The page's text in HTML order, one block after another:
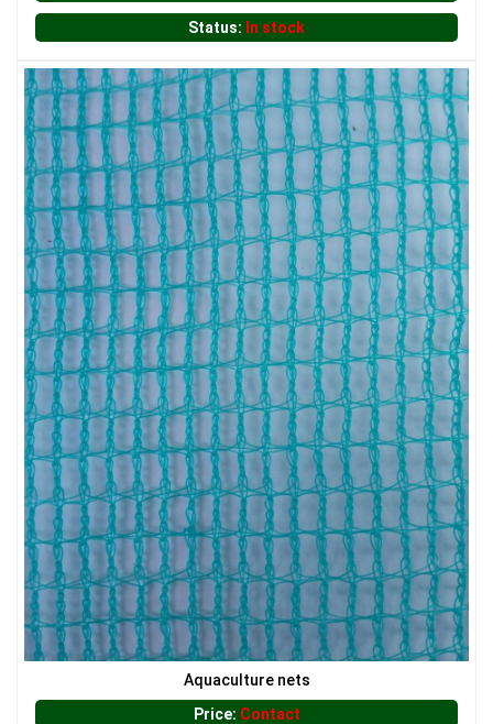
LƯỚI CHE NẮNG
LƯỚI CHẮN ĐỘNG VẬT
Status: In stock
Aquaculture nets
Price: Contact